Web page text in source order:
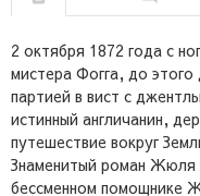
2 октября 1872 года с
мистера Фогга, до
партией в вист с
истинный англичанин,
путешествие вокруг
Знаменитый роман Жюля
бессменном помощнике